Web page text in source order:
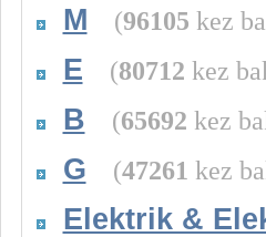
M (96105 kez
E (80712 kez
B (65692 kez
G (47261 kez
Elektrik &